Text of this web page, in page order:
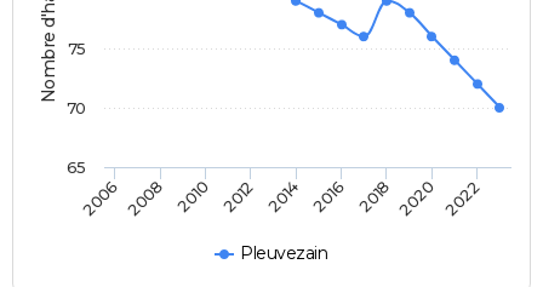
Pleuvezain
2006 2008 2010 2012 2014 2016 2018 2020 2022
65
70
75